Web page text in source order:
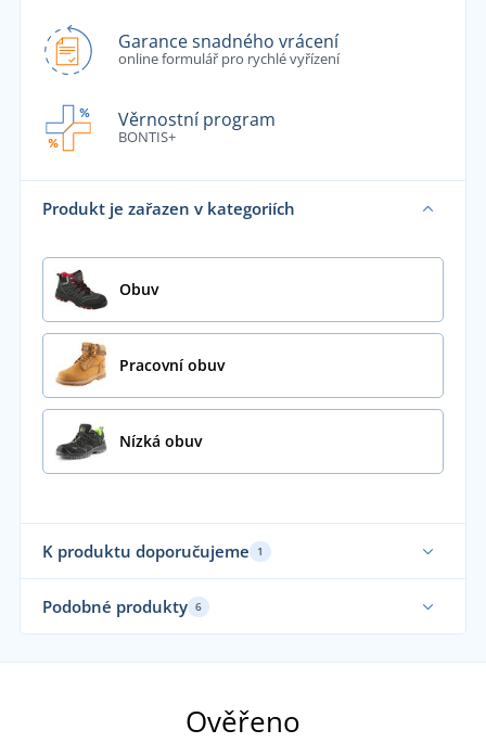
Garance snadného vrácení
online formulář pro rychlé vyřízení
Věrnostní program
BONTIS+
Produkt je zařazen v kategoriích
Obuv
Pracovní obuv
Nízká obuv
K produktu doporučujeme 1
Podobné produkty 6
Ověřeno